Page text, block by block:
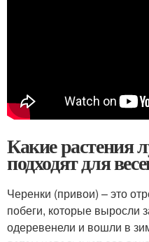
Какие растения
подходят для
Черенки (привои) – это
побеги, которые выросли
одеревенели и вошли в